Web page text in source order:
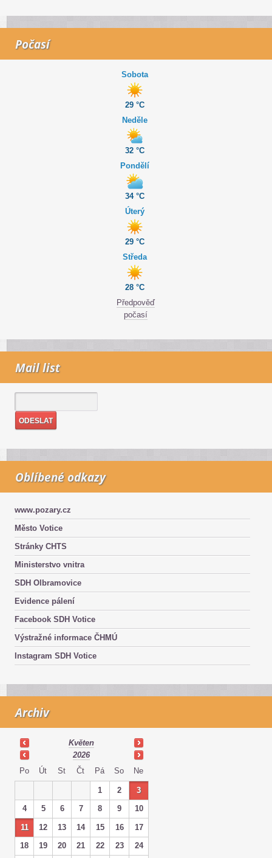
Počasí
Sobota
29 °C
Neděle
32 °C
Pondělí
34 °C
Úterý
29 °C
Středa
28 °C
Předpověď
počasí
Mail list
Oblíbené odkazy
www.pozary.cz
Město Votice
Stránky CHTS
Ministerstvo vnitra
SDH Olbramovice
Evidence pálení
Facebook SDH Votice
Výstražné informace ČHMÚ
Instagram SDH Votice
Archiv
Květen
2026
Po
Út St Čt Pá So Ne
1 2
3
4
5 6 7 8 9 10
11 12 13 14 15 16
17
18
19 20 21 22 23 24